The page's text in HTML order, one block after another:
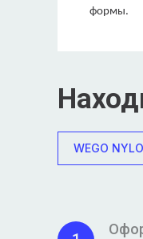
формы.
WEGO